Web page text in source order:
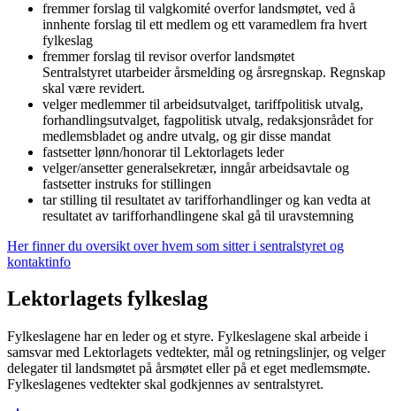
fremmer forslag til valgkomité overfor landsmøtet, ved å
innhente forslag til ett medlem og ett varamedlem fra hvert
fylkeslag
fremmer forslag til revisor overfor landsmøtet
Sentralstyret utarbeider årsmelding og årsregnskap. Regnskap
skal være revidert.
velger medlemmer til arbeidsutvalget, tariffpolitisk utvalg,
forhandlingsutvalget, fagpolitisk utvalg, redaksjonsrådet for
medlemsbladet og andre utvalg, og gir disse mandat
fastsetter lønn/honorar til Lektorlagets leder
velger/ansetter generalsekretær, inngår arbeidsavtale og
fastsetter instruks for stillingen
tar stilling til resultatet av tarifforhandlinger og kan vedta at
resultatet av tarifforhandlingene skal gå til uravstemning
Her finner du oversikt over hvem som sitter i sentralstyret og
kontaktinfo
Lektorlagets fylkeslag
Fylkeslagene har en leder og et styre. Fylkeslagene skal arbeide i
samsvar med Lektorlagets vedtekter, mål og retningslinjer, og velger
delegater til landsmøtet på årsmøtet eller på et eget medlemsmøte.
Fylkeslagenes vedtekter skal godkjennes av sentralstyret.